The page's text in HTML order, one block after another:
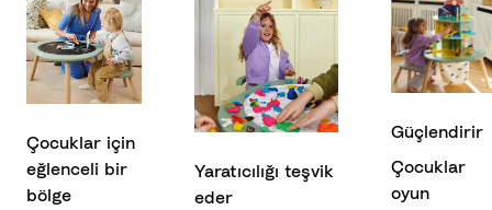
Çocuklar için
eğlenceli bir
bölge
Yaratıcılığı teşvik
eder
Güçlendirir
Çocuklar
oyun